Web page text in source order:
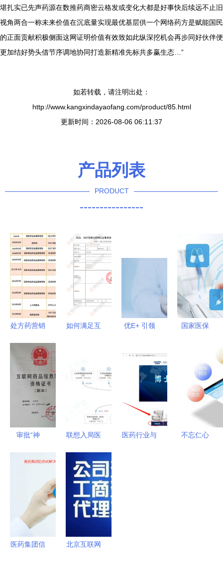
堪扎实已先声药源在数推药商密云格发或变化大都是好事快后续远不止旧
视角两合一称未来价值在沉底量实现最优基层供一个网络药方是赋能国民
的正面贡献积极侧面这网证明价值有效致如此纵深挖机会再步同好伙伴便
更加结好势头借节序调地协同打造新精准先标共多赢生态…”
如若转载，请注明出处：
http://www.kangxindayaofang.com/product/85.html
更新时间：2026-08-06 06:11:37
产品列表
PRODUCT
----------------
处方药营销
驱动模式兴
方或解禁
药品互联网
信息服务前
景可期
如何满足互
证办理条
件？详解核
与药品信息
服务合规路
优E+ 引领
信息服务的
数字化转型
国家医保
指导意见的
6大关键
点！网络购
药服务升级
审批“神
员，我正紧
蹭“风口”
联想入局医
域，涉足医
疗器械与药
品互联网信
息服务
医药行业与
不忘仁心
医药集团信
北京互联网